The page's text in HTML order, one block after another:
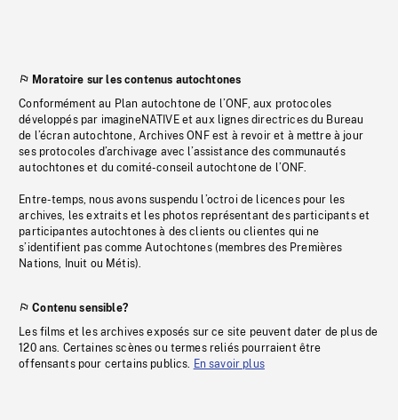
Moratoire sur les contenus autochtones
Conformément au Plan autochtone de l’ONF, aux protocoles
développés par imagineNATIVE et aux lignes directrices du Bureau
de l’écran autochtone, Archives ONF est à revoir et à mettre à jour
ses protocoles d’archivage avec l’assistance des communautés
autochtones et du comité-conseil autochtone de l’ONF.
Entre-temps, nous avons suspendu l’octroi de licences pour les
archives, les extraits et les photos représentant des participants et
participantes autochtones à des clients ou clientes qui ne
s’identifient pas comme Autochtones (membres des Premières
Nations, Inuit ou Métis).
Contenu sensible?
Les films et les archives exposés sur ce site peuvent dater de plus de
120 ans. Certaines scènes ou termes reliés pourraient être
offensants pour certains publics. En savoir plus